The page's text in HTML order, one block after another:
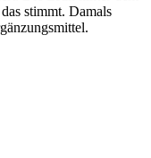
stimmt. Damals